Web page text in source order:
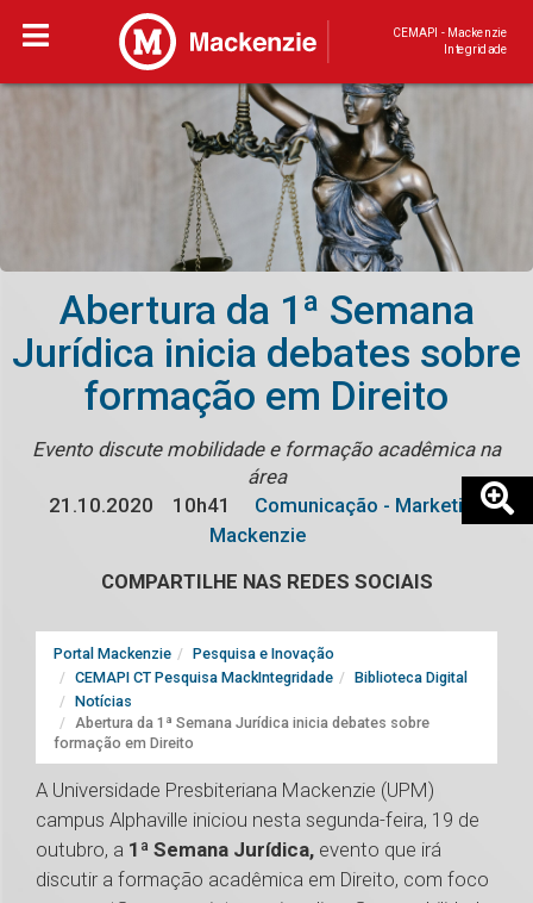
CEMAPI - Mackenzie
Integridade
Abertura da 1ª Semana
Jurídica inicia debates sobre
formação em Direito
Evento discute mobilidade e formação acadêmica na
área
21.10.2020
10h41
Comunicação - Marketing
Mackenzie
COMPARTILHE NAS REDES SOCIAIS
Portal Mackenzie
Pesquisa e Inovação
CEMAPI CT Pesquisa MackIntegridade
Biblioteca Digital
Notícias
Abertura da 1ª Semana Jurídica inicia debates sobre
formação em Direito
A Universidade Presbiteriana Mackenzie (UPM)
campus Alphaville iniciou nesta segunda-feira, 19 de
outubro, a 1ª Semana Jurídica, evento que irá
discutir a formação acadêmica em Direito, com foco